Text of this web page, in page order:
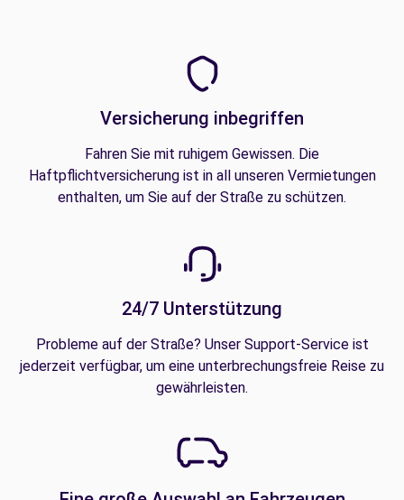
Versicherung inbegriffen
Fahren Sie mit ruhigem Gewissen. Die
Haftpflichtversicherung ist in all unseren Vermietungen
enthalten, um Sie auf der Straße zu schützen.
24/7 Unterstützung
Probleme auf der Straße? Unser Support-Service ist
jederzeit verfügbar, um eine unterbrechungsfreie Reise zu
gewährleisten.